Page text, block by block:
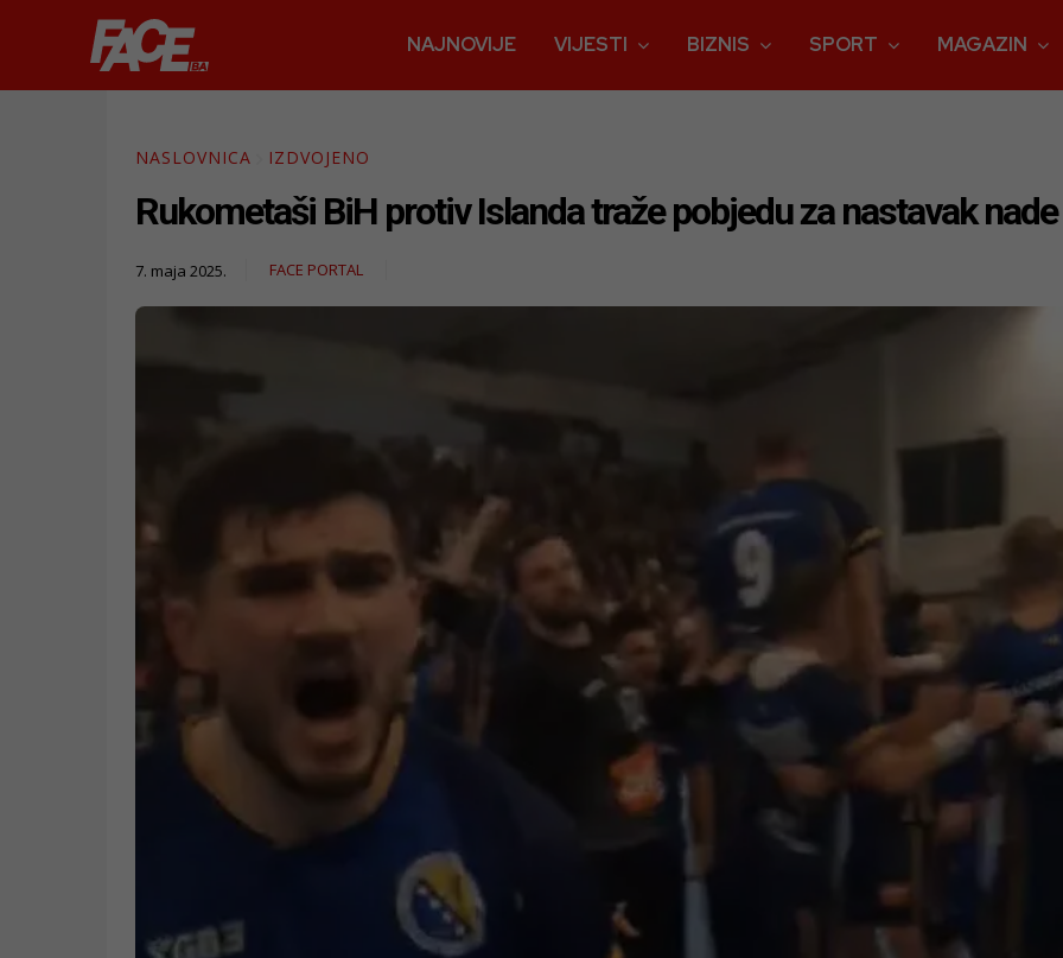
NAJNOVIJE VIJESTI BIZNIS SPORT MAGAZIN
NASLOVNICA IZDVOJENO
Rukometaši BiH protiv Islanda traže pobjedu za nastavak
7. maja 2025. FACE PORTAL